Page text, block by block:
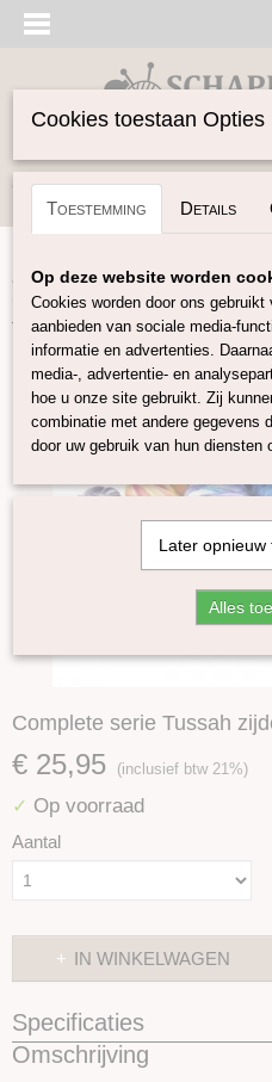
Inloggen Registreren
Home>Vilten>Kleuren-sets
Complete serie Tussah zijde
Complete serie Tussah
€ 25,95 (inclusief btw 21%)
✓ Op voorraad
Aantal
IN WINKELWAGEN
Specificaties
Productcode
Omschrijving
Cookies toestaan Opties
Toestemming Details
Op deze website worden
Cookies worden door ons
aanbieden van sociale media-
informatie en advertenties.
media-, advertentie- en
hoe u onze site gebruikt. Zij
combinatie met andere gegevens
door uw gebruik van hun diensten
Later opnieuw
Alles